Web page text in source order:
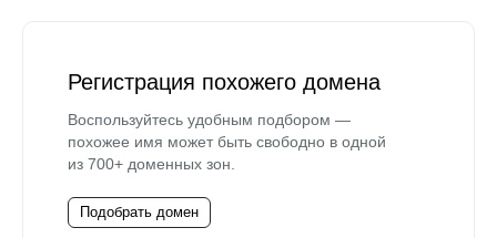
Регистрация похожего домена
Воспользуйтесь удобным подбором —
похожее имя может быть свободно в одной
из 700+ доменных зон.
Подобрать домен